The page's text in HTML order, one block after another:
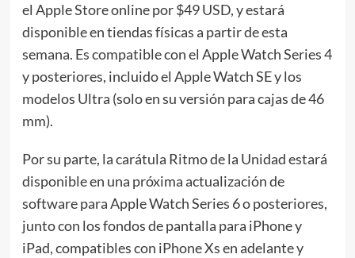
el Apple Store online por $49 USD, y estará
disponible en tiendas físicas a partir de esta
semana. Es compatible con el Apple Watch Series 4
y posteriores, incluido el Apple Watch SE y los
modelos Ultra (solo en su versión para cajas de 46
mm).
Por su parte, la carátula Ritmo de la Unidad estará
disponible en una próxima actualización de
software para Apple Watch Series 6 o posteriores,
junto con los fondos de pantalla para iPhone y
iPad, compatibles con iPhone Xs en adelante y